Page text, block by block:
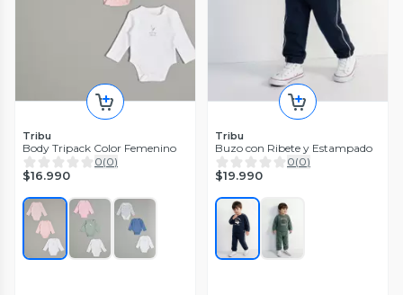
Tribu
Body Tripack Color Femenino
0(0)
$16.990
Tribu
Buzo con Ribete y Estampado
0(0)
$19.990